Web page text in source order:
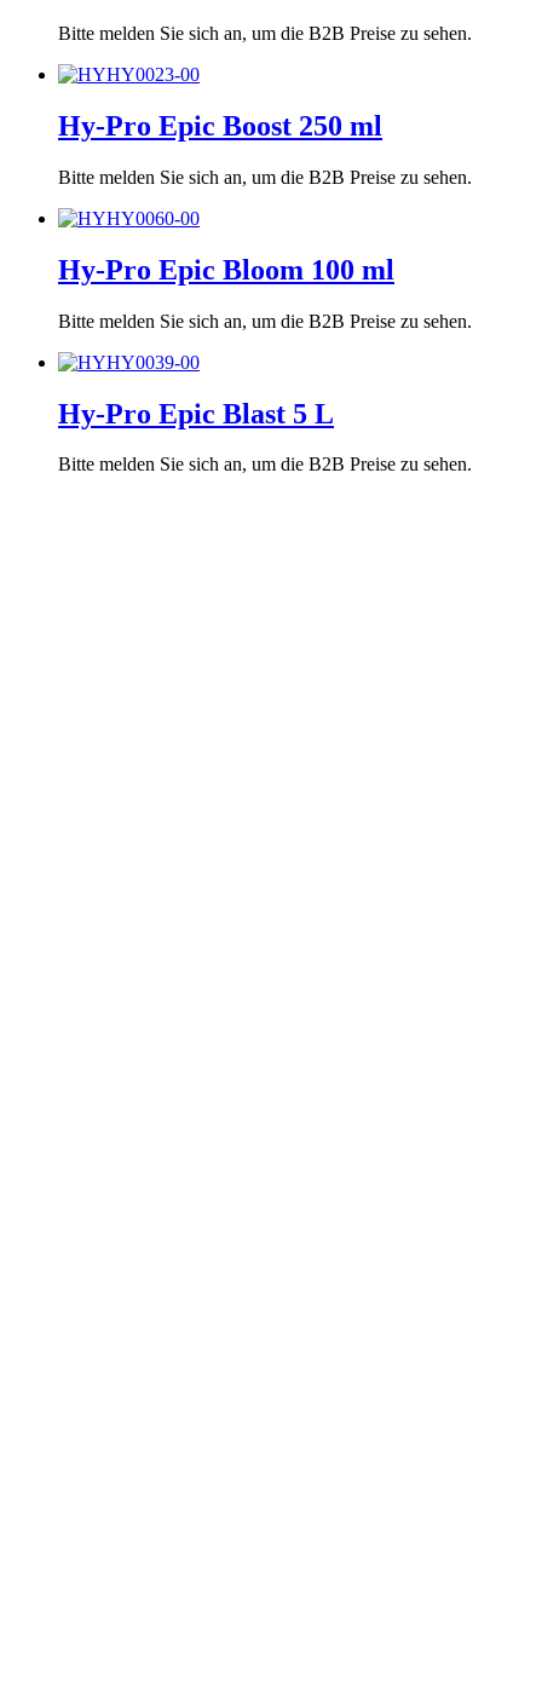
Bitte melden Sie sich an, um die B2B Preise zu sehen.
Hy-Pro Epic Boost 250 ml
Bitte melden Sie sich an, um die B2B Preise zu sehen.
Hy-Pro Epic Bloom 100 ml
Bitte melden Sie sich an, um die B2B Preise zu sehen.
Hy-Pro Epic Blast 5 L
Bitte melden Sie sich an, um die B2B Preise zu sehen.